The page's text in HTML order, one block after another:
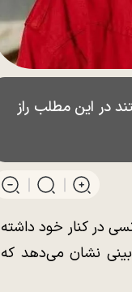
در این مطلب راز
در کنار خود داشته
نشان می‌دهد که